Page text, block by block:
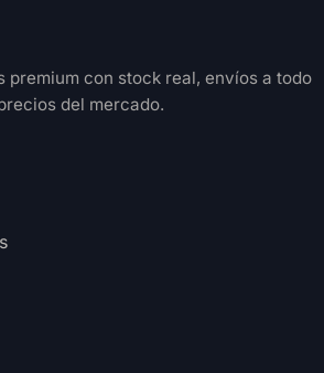
premium con stock real, envíos a todo
del mercado.